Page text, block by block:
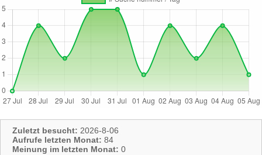
Zuletzt besucht: 2026-8-06
Aufrufe letzten Monat: 84
Meinung im letzten Monat: 0